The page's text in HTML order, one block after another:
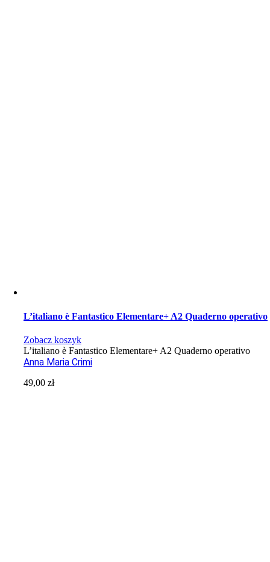
L’italiano è Fantastico Elementare+ A2 Quaderno operativo
Zobacz koszyk
L’italiano è Fantastico Elementare+ A2 Quaderno operativo
Anna Maria Crimi
49,00zł